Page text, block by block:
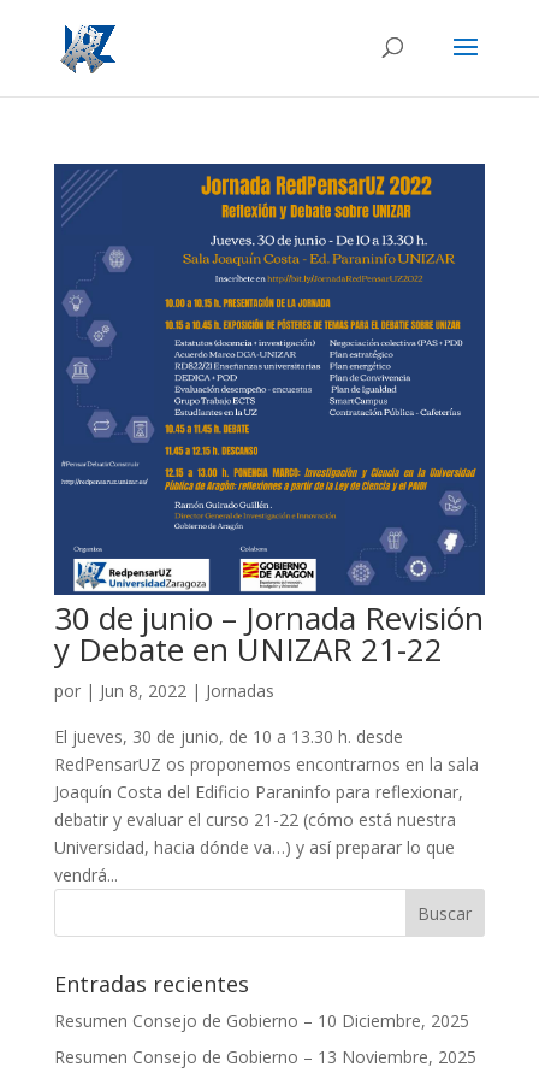
30 de junio – Jornada Revisión
y Debate en UNIZAR 21-22
por | Jun 8, 2022| Jornadas
El jueves, 30 de junio, de 10 a 13.30 h. desde
RedPensarUZ os proponemos encontrarnos en la sala
Joaquín Costa del Edificio Paraninfo para reflexionar,
debatir y evaluar el curso 21-22 (cómo está nuestra
Universidad, hacia dónde va…) y así preparar lo que
vendrá...
Entradas recientes
Resumen Consejo de Gobierno – 10 Diciembre, 2025
Resumen Consejo de Gobierno – 13 Noviembre, 2025